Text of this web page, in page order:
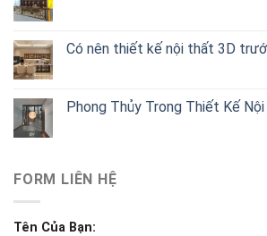
Có nên thiết kế nội thất 3D
Phong Thủy Trong Thiết Kế
FORM LIÊN HỆ
Tên Của Bạn: